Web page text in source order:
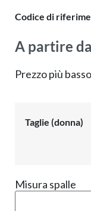
Codice di
A partire
Prezzo più
Taglie (donna)
Misura spalle